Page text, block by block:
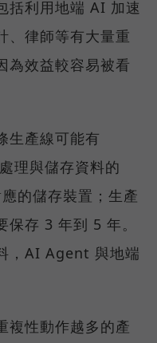
括利用地端 AI 加速
、律師等有大量重
為效益較容易被看
生產線可能有
與儲存資料的
的儲存裝置；生產
存 3 年到 5 年。
，AI Agent 與地端
複性動作越多的產